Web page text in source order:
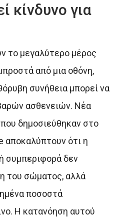
κίνδυνο για
το μεγαλύτερο μέρος
από μια οθόνη,
συνήθεια μπορεί να
ασθενειών. Νέα
δημοσιεύθηκαν στο
αποκαλύπτουν ότι η
συμπεριφορά δεν
του σώματος, αλλά
ποσοστά
Η κατανόηση αυτού